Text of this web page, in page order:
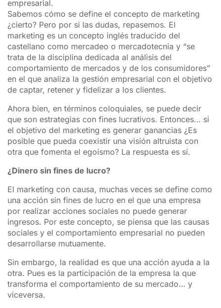
empresarial.
Sabemos cómo se define el concepto de marketing
¿cierto? Pero por si las dudas, repasemos. El
marketing es un concepto inglés traducido del
castellano como mercadeo o mercadotecnia y “se
trata de la disciplina dedicada al análisis del
comportamiento de mercados y de los consumidores”
en el que analiza la gestión empresarial con el objetivo
de captar, retener y fidelizar a los clientes.
Ahora bien, en términos coloquiales, se puede decir
que son estrategias con fines lucrativos. Entonces… si
el objetivo del marketing es generar ganancias ¿Es
posible que pueda coexistir una visión altruista con
otra que fomenta el egoísmo? La respuesta es sí.
¿Dinero sin fines de lucro?
El marketing con causa, muchas veces se define como
una acción sin fines de lucro en el que una empresa
por realizar acciones sociales no puede generar
ingresos. Por este concepto, se piensa que las causas
sociales y el comportamiento empresarial no pueden
desarrollarse mutuamente.
Sin embargo, la realidad es que una acción ayuda a la
otra. Pues es la participación de la empresa la que
transforma el comportamiento de su mercado… y
viceversa.